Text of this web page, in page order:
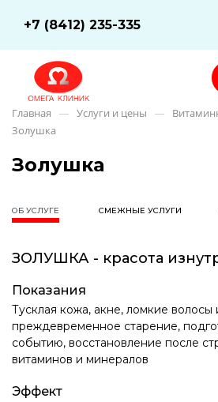
+7 (8412) 235-335
Главная — Услуги и цены —
Золушка
Золушка
ОБ УСЛУГЕ СМЕЖНЫЕ УСЛУГИ
ЗОЛУШКА - красота
Показания
Тусклая кожа, акне, ломкие волосы
преждевременное старение,
событию, восстановление после
витаминов и минералов
Эффект